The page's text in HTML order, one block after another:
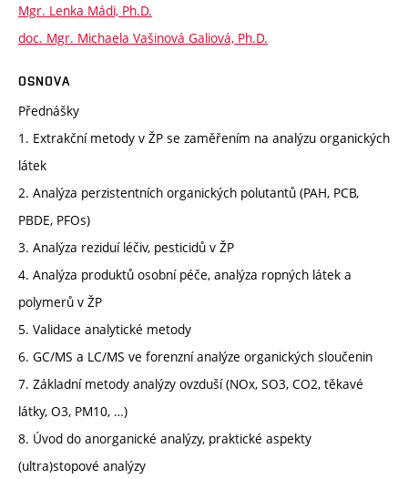
Mgr. Lenka Mádi, Ph.D.
doc. Mgr. Michaela Vašinová Galiová, Ph.D.
OSNOVA
Přednášky
1. Extrakční metody v ŽP se zaměřením na analýzu organických
látek
2. Analýza perzistentních organických polutantů (PAH, PCB,
PBDE, PFOs)
3. Analýza reziduí léčiv, pesticidů v ŽP
4. Analýza produktů osobní péče, analýza ropných látek a
polymerů v ŽP
5. Validace analytické metody
6. GC/MS a LC/MS ve forenzní analýze organických sloučenin
7. Základní metody analýzy ovzduší (NOx, SO3, CO2, těkavé
látky, O3, PM10, …)
8. Úvod do anorganické analýzy, praktické aspekty
(ultra)stopové analýzy